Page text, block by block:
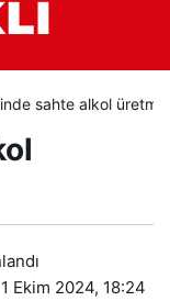
sahte alkol
1 Ekim 2024, 18:24